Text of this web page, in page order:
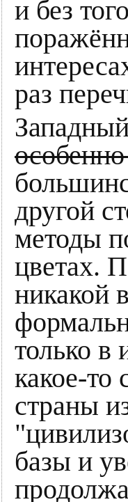
и без
раз
другой
методы
цветах.
никакой
только в
какое-то
страны
базы и